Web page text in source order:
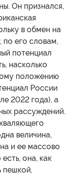
Он признался,
в обмен на
по его словам,
потенциал
насколько
положению
России
2022 года), а
рассуждений.
величина,
и ее массово
она, как
пешкой,